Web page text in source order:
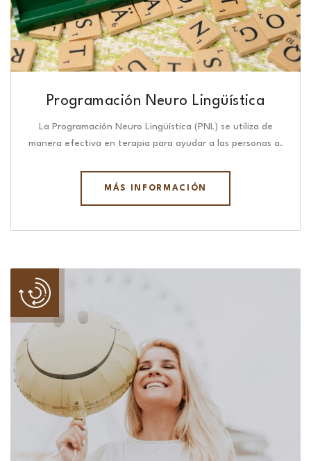
Programación Neuro Lingüística​
La Programación Neuro Lingüística (PNL) se utiliza de
manera efectiva en terapia para ayudar a las personas a.
MÁS INFORMACIÓN